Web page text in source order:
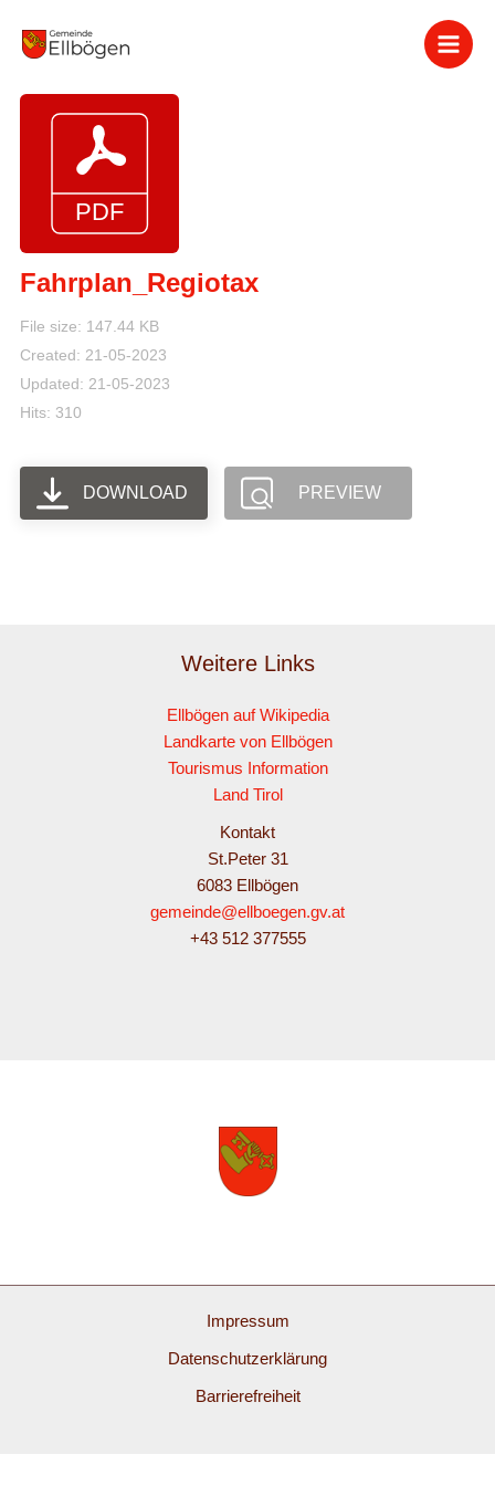
Inhalt
Fahrplan_Regiotax
File size: 147.44 KB
Created: 21-05-2023
Updated: 21-05-2023
Hits: 310
DOWNLOAD PREVIEW
Weitere Links
Ellbögen auf Wikipedia
Landkarte von Ellbögen
Tourismus Information
Land Tirol
Kontakt
St.Peter 31
6083 Ellbögen
gemeinde@ellboegen.gv.at
+43 512 377555
Impressum
Datenschutzerklärung
Barrierefreiheit